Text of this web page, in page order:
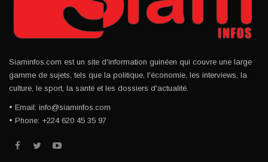
Siaminfos.com est un site d'information guinéen qui couvre une large
gamme de sujets, tels que la politique, l'économie, les interviews, la
culture, le sport, la santé et les dossiers d'actualité.
• Email: info@siaminfos.com
• Phone: +224 620 45 35 97